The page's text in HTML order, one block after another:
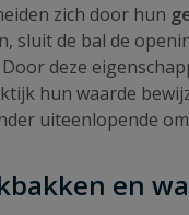
zich door hun
sluit de bal de
Door deze
hun waarde
uiteenlopende
en